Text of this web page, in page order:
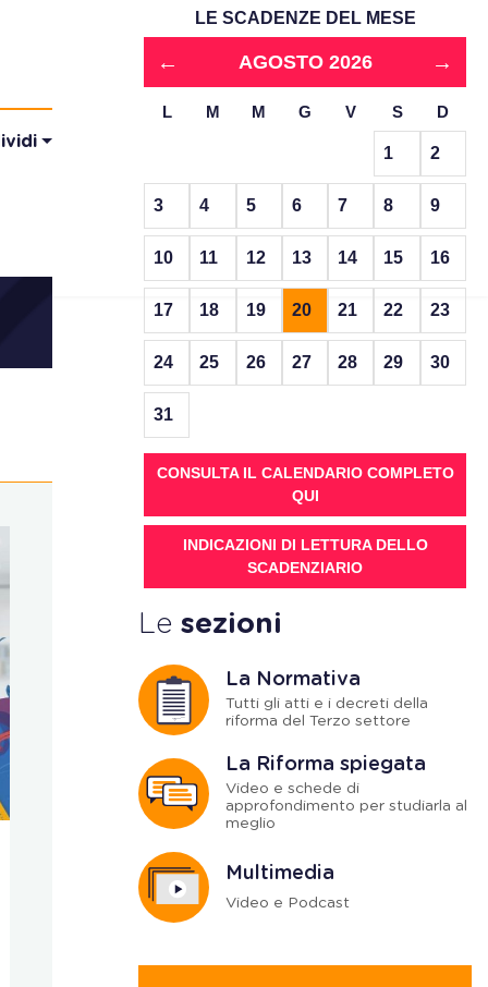
Social bonus
Social bonus, via
libera alle spese di
LE SCADENZE DEL MESE
← AGOSTO 2026 →
L M M G V S D
1 2
3 4 5 6 7 8 9
10 11 12 13 14 15 16
17 18 19 20 21 22 23
24 25 26 27 28 29 30
31
CONSULTA IL CALENDARIO COMPLETO
QUI
INDICAZIONI DI LETTURA DELLO
SCADENZIARIO
Le sezioni
La Normativa
Tutti gli atti e i decreti della
riforma del Terzo settore
La Riforma spiegata
Video e schede di
approfondimento per studiarla al
meglio
Multimedia
Video e Podcast